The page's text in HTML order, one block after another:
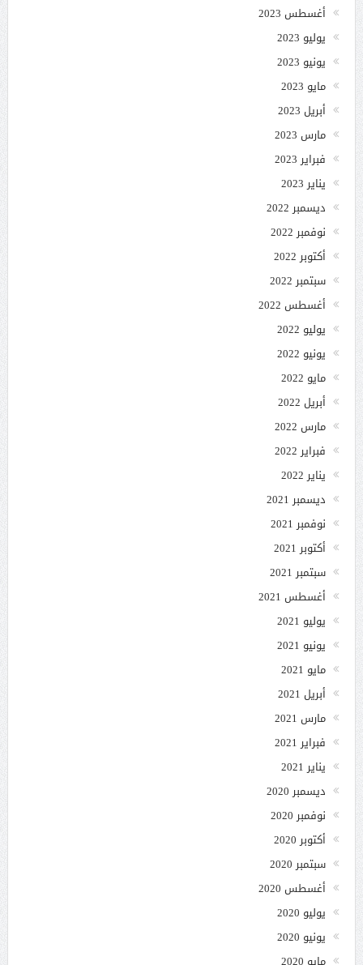
أغسطس 2023
يوليو 2023
يونيو 2023
مايو 2023
أبريل 2023
مارس 2023
فبراير 2023
يناير 2023
ديسمبر 2022
نوفمبر 2022
أكتوبر 2022
سبتمبر 2022
أغسطس 2022
يوليو 2022
يونيو 2022
مايو 2022
أبريل 2022
مارس 2022
فبراير 2022
يناير 2022
ديسمبر 2021
نوفمبر 2021
أكتوبر 2021
سبتمبر 2021
أغسطس 2021
يوليو 2021
يونيو 2021
مايو 2021
أبريل 2021
مارس 2021
فبراير 2021
يناير 2021
ديسمبر 2020
نوفمبر 2020
أكتوبر 2020
سبتمبر 2020
أغسطس 2020
يوليو 2020
يونيو 2020
مايو 2020